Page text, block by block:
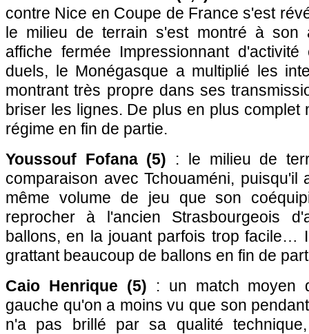
contre Nice en Coupe de France s'est
le milieu de terrain s'est montré à son
affiche fermée Impressionnant
duels, le Monégasque a multiplié les
montrant très propre dans ses
briser les lignes. De plus en plus complet
régime en fin de partie.
Youssouf Fofana (5) : le milieu de
comparaison avec Tchouaméni, puisqu'il
même volume de jeu que son
reprocher à l'ancien Strasbourgeois
ballons, en la jouant parfois trop facile…
grattant beaucoup de ballons en fin de
Caio Henrique (5) : un match moyen
gauche qu'on a moins vu que son
n'a pas brillé par sa qualité